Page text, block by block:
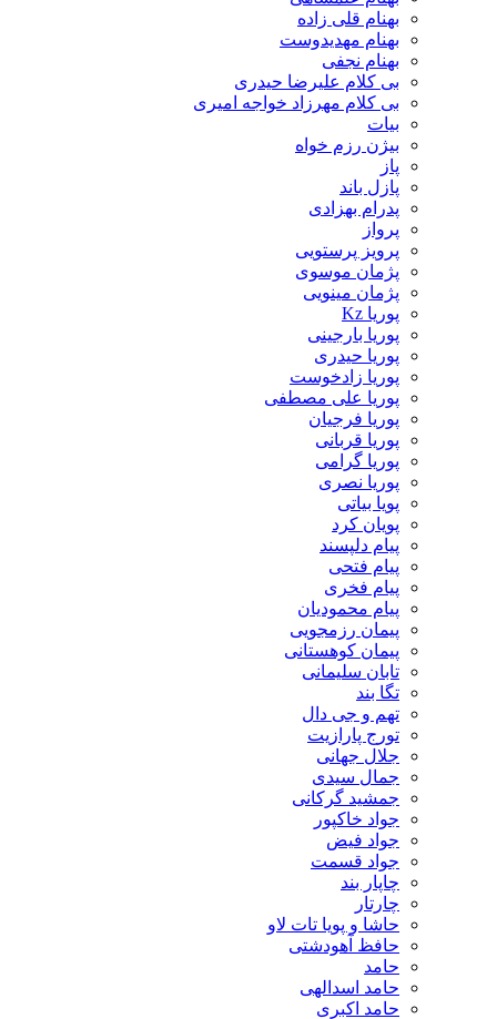
بهنام قلی زاده
بهنام مهدیدوست
بهنام نجفی
بی کلام علیرضا حیدری
بی کلام مهرزاد خواجه امیری
بیات
بیژن رزم خواه
پاز
پازل باند
پدرام بهزادی
پرواز
پرویز پرستویی
پژمان موسوی
پژمان مینویی
پوریا Kz
پوریا بارجینی
پوریا حیدری
پوریا زادخوست
پوریا علی مصطفی
پوریا فرجیان
پوریا قربانی
پوریا گرامی
پوریا نصری
پویا بیاتی
پویان کرد
پیام دلپسند
پیام فتحی
پیام فخری
پیام محمودیان
پیمان رزمجویی
پیمان کوهستانی
تابان سلیمانی
تگا بند
تهم و جی دال
تورج پارازیت
جلال جهانی
جمال سیدی
جمشید گرکانی
جواد خاکپور
جواد فیض
جواد قسمت
چاپار بند
چارتار
حاشا و پویا تات لاو
حافظ آهودشتی
حامد
حامد اسدالهی
حامد اکبری